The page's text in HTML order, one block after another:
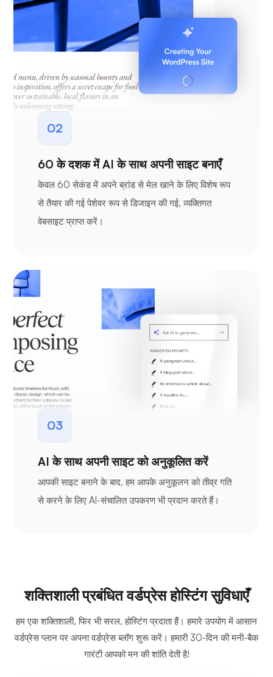
02
60 के दशक में AI के साथ अपनी साइट बनाएँ
केवल 60 सेकंड में अपने ब्रांड से मेल खाने के लिए विशेष रूप
से तैयार की गई पेशेवर रूप से डिजाइन की गई, व्यक्तिगत
वेबसाइट प्राप्त करें।
03
AI के साथ अपनी साइट को अनुकूलित करें
आपकी साइट बनाने के बाद, हम आपके अनुकूलन को तीव्र गति
से करने के लिए AI-संचालित उपकरण भी प्रदान करते हैं।
शक्तिशाली प्रबंधित वर्डप्रेस होस्टिंग सुविधाएँ
हम एक शक्तिशाली, फिर भी सरल, होस्टिंग प्रदाता हैं। हमारे उपयोग में आसान
वर्डप्रेस प्लान पर अपना वर्डप्रेस ब्लॉग शुरू करें। हमारी 30-दिन की मनी-बैक
गारंटी आपको मन की शांति देती है!